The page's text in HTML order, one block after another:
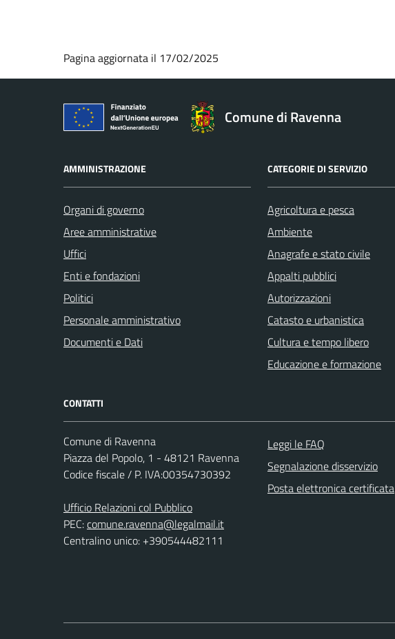
Pagina aggiornata il 17/02/2025
Comune di Ravenna
AMMINISTRAZIONE
Organi di governo
Aree amministrative
Uffici
Enti e fondazioni
Politici
Personale amministrativo
Documenti e Dati
CATEGORIE DI SERVIZIO
Agricoltura e pesca
Ambiente
Anagrafe e stato civile
Appalti pubblici
Autorizzazioni
Catasto e urbanistica
Cultura e tempo libero
Educazione e formazione
CONTATTI
Comune di Ravenna
Piazza del Popolo, 1 - 48121 Ravenna
Codice fiscale / P. IVA:00354730392
Ufficio Relazioni col Pubblico
PEC:comune.ravenna@legalmail.it
Centralino unico: +390544482111
Leggi le FAQ
Segnalazione disservizio
Posta elettronica certificata